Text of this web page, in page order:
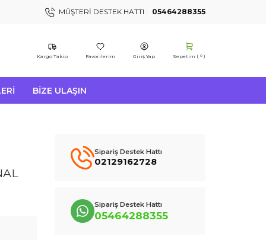
MÜŞTERI DESTEK HATTI : 05464288355
Kargo Takip Favorilerim Giriş Yap Sepetim ( 0 )
BIZE ULAŞIN
Sipariş Destek Hattı
02129162728
Sipariş Destek Hattı
05464288355